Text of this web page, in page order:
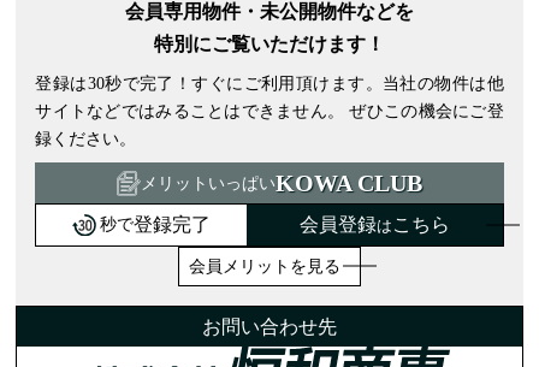
会員専用物件・未公開物件などを
特別にご覧いただけます！
登録は30秒で完了！すぐにご利用頂けます。当社の物件は他
サイトなどではみることはできません。 ぜひこの機会にご登
録ください。
メリットいっぱいKOWA CLUB
秒で登録完了 会員登録は こちら
会員メリットを見る
お問い合わせ先